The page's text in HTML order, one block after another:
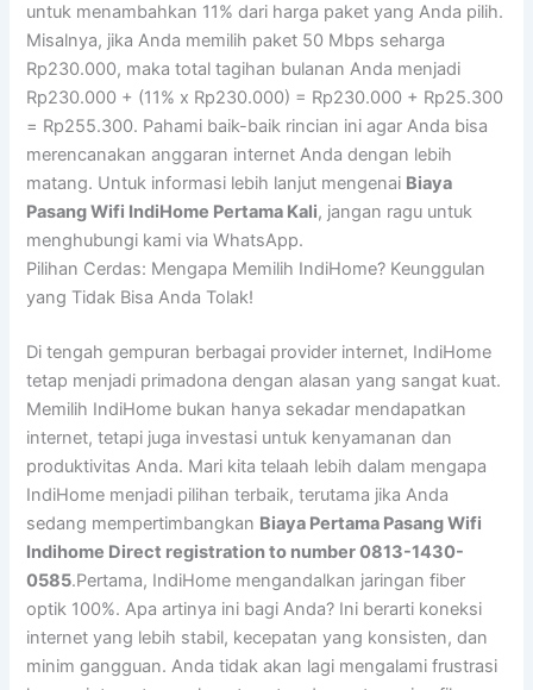
untuk menambahkan 11% dari harga paket yang Anda pilih.
Misalnya, jika Anda memilih paket 50 Mbps seharga
Rp230.000, maka total tagihan bulanan Anda menjadi
Rp230.000 + (11% x Rp230.000) = Rp230.000 + Rp25.300
= Rp255.300. Pahami baik-baik rincian ini agar Anda bisa
merencanakan anggaran internet Anda dengan lebih
matang. Untuk informasi lebih lanjut mengenai Biaya
Pasang Wifi IndiHome Pertama Kali, jangan ragu untuk
menghubungi kami via WhatsApp.
Pilihan Cerdas: Mengapa Memilih IndiHome? Keunggulan
yang Tidak Bisa Anda Tolak!
Di tengah gempuran berbagai provider internet, IndiHome
tetap menjadi primadona dengan alasan yang sangat kuat.
Memilih IndiHome bukan hanya sekadar mendapatkan
internet, tetapi juga investasi untuk kenyamanan dan
produktivitas Anda. Mari kita telaah lebih dalam mengapa
IndiHome menjadi pilihan terbaik, terutama jika Anda
sedang mempertimbangkan Biaya Pertama Pasang Wifi
Indihome Direct registration to number 0813-1430-
0585.Pertama, IndiHome mengandalkan jaringan fiber
optik 100%. Apa artinya ini bagi Anda? Ini berarti koneksi
internet yang lebih stabil, kecepatan yang konsisten, dan
minim gangguan. Anda tidak akan lagi mengalami frustrasi